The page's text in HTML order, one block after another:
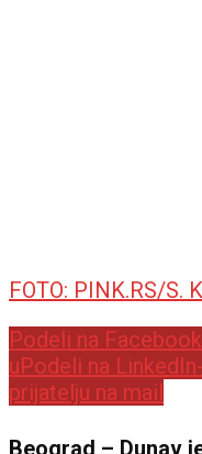
FOTO: PINK.RS/S.
Podeli na
uPodeli na
prijatelju na mail
Beograd – Dunav